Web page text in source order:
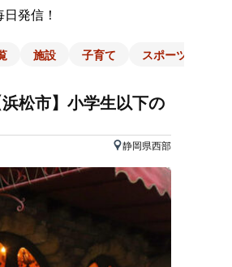
発信！
施設 子育て スポーツ
松市】小学生以下の
静岡県西部